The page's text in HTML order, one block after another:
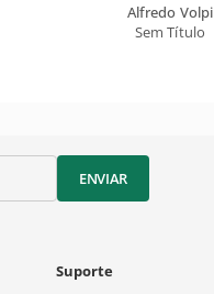
Alfredo Volpi
Sem Título
ENVIAR
Suporte